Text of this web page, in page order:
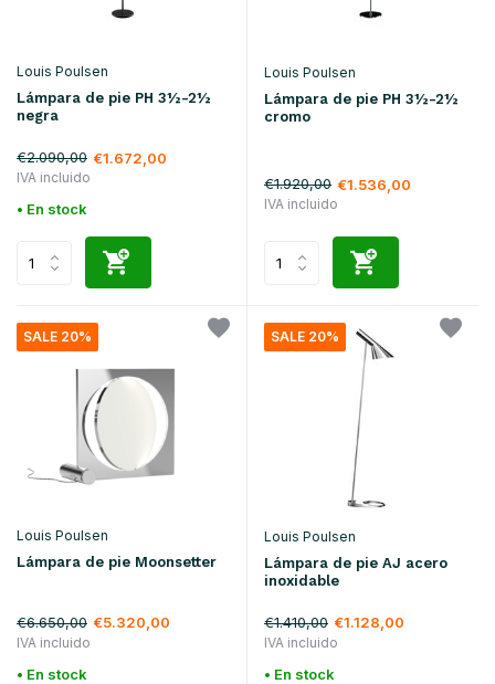
Louis Poulsen
Lámpara de pie PH 3½-2½
negra
€2.090,00 €1.672,00
IVA incluido
• En stock
Louis Poulsen
Lámpara de pie PH 3½-2½
cromo
€1.920,00 €1.536,00
IVA incluido
SALE 20%
Louis Poulsen
Lámpara de pie Moonsetter
€6.650,00 €5.320,00
IVA incluido
• En stock
SALE 20%
Louis Poulsen
Lámpara de pie AJ acero
inoxidable
€1.410,00 €1.128,00
IVA incluido
• En stock